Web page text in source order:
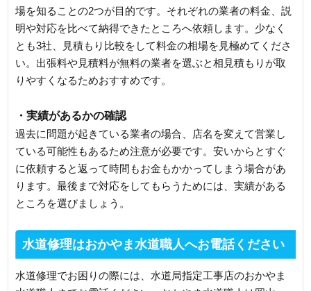
場を知ることの2つが目的です。それぞれの業者の料金、説
明や対応を比べて納得できたところへ依頼します。少なく
とも3社、見積もり比較をして料金の相場を見極めてくださ
い。出張料や見積料が無料の業者を選ぶと相見積もりが取
りやすくなるためおすすめです。
・実績があるかの確認
過去に問題が起きている業者の場合、店名を変えて営業し
ている可能性もあるため注意が必要です。安いからとすぐ
に依頼すると返って時間もお金もかかってしまう場合があ
ります。最後まで対応をしてもらうためには、実績がある
ところを選びましょう。
水道修理はおかやま水道職人へお電話ください
水道修理でお困りの際には、水道局指定工事店のおかやま